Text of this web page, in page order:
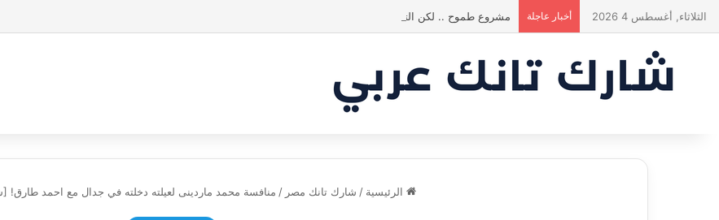
الثلاثاء, أغسطس 4 2026 أخبار عاجلة مشروع طموح .. لكن التقييم كان أكبر من أن يقنع الشاركس | #شارك تانك لعراق
الرئيسية / شارك تانك مصر / منافسة محمد ماردينى لعيلته دخلته في جدال مع احمد